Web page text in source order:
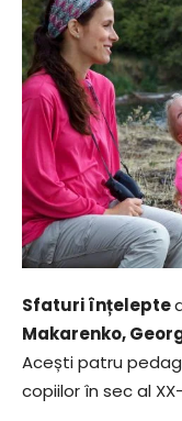
Sfaturi înțelepte
Makarenko,
Acești patru
copiilor în sec al